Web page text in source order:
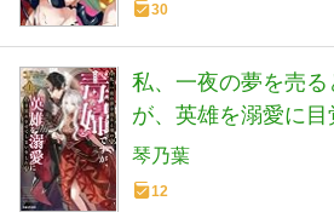
30
私、一夜の夢を売
が、英雄を溺愛に
ました(上) (PASH!ブ
琴乃葉
12